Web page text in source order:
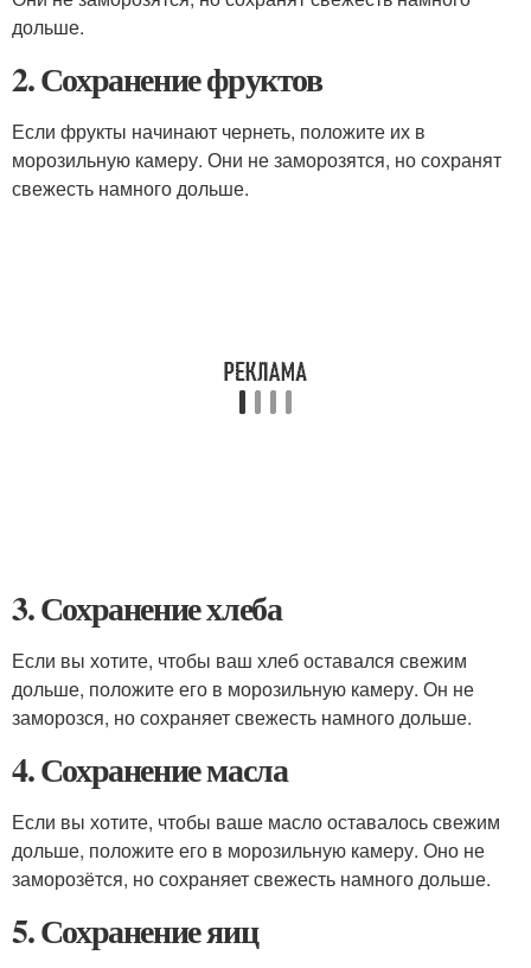
дольше.
2. Сохранение фруктов
Если фрукты начинают чернеть, положите их в
морозильную камеру. Они не заморозятся, но сохранят
свежесть намного дольше.
3. Сохранение хлеба
Если вы хотите, чтобы ваш хлеб оставался свежим
дольше, положите его в морозильную камеру. Он не
заморозся, но сохраняет свежесть намного дольше.
4. Сохранение масла
Если вы хотите, чтобы ваше масло оставалось свежим
дольше, положите его в морозильную камеру. Оно не
заморозётся, но сохраняет свежесть намного дольше.
5. Сохранение яиц